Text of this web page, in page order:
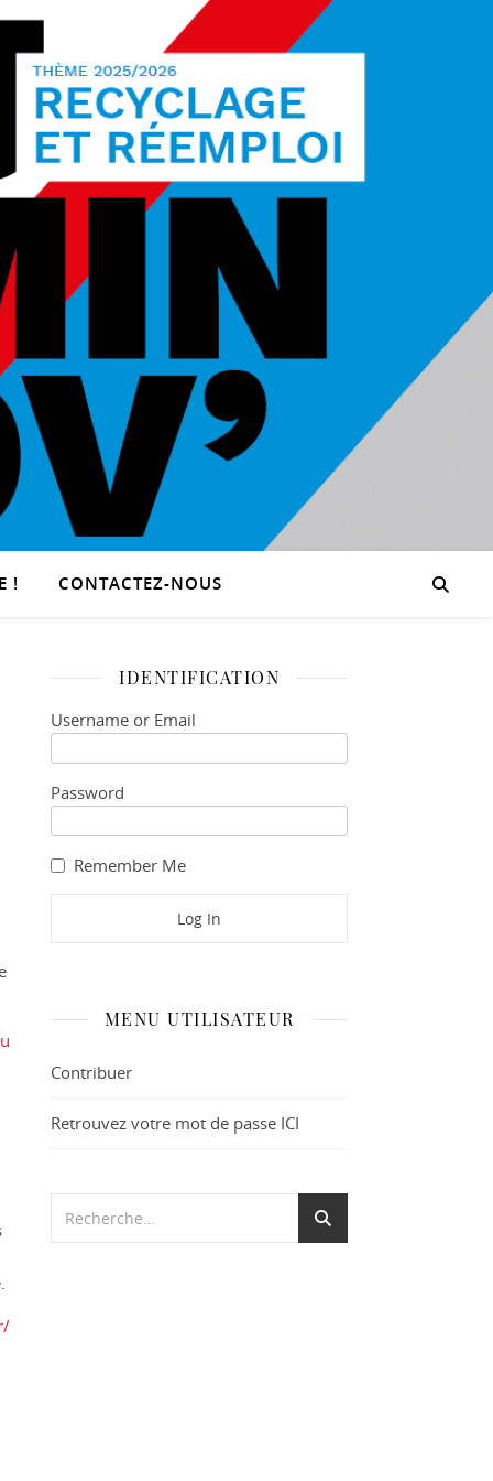
! CONTACTEZ-NOUS
IDENTIFICATION
Username or Email
Password
Remember Me
MENU UTILISATEUR
Contribuer
Retrouvez votre mot de passe ICI